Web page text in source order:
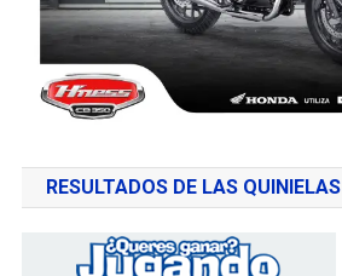
RESULTADOS DE LAS QUINIELAS